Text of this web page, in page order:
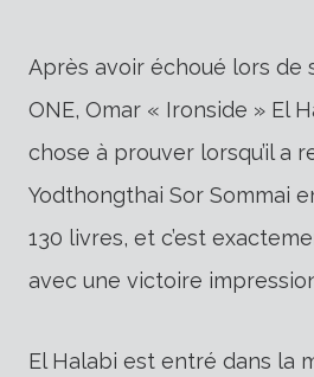
Après avoir échoué lors de
ONE, Omar « Ironside » El
chose à prouver lorsqu’il a
Yodthongthai Sor Sommai
130 livres, et c’est
avec une victoire
El Halabi est entré dans la